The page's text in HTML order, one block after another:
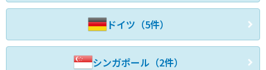
ドイツ（5件）
シンガポール（2件）